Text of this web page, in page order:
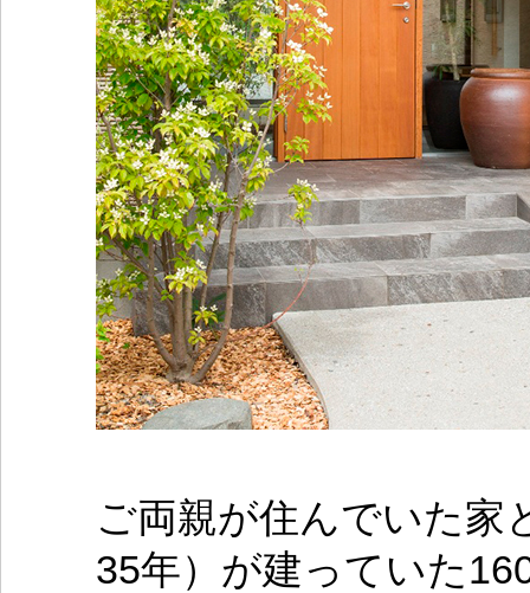
ご両親が住んでいた家
35年）が建っていた